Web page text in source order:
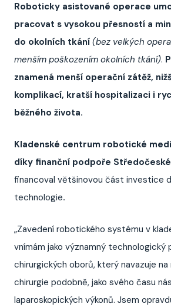
Roboticky asistované operace
pracovat s vysokou přesností a
do okolních tkání (bez velkých
menším poškozením okolních tkání).
znamená menší operační zátěž,
komplikací, kratší hospitalizaci i
běžného života.
Kladenské centrum robotické
díky finanční podpoře
financoval většinovou část investice
technologie.
„Zavedení robotického systému v
vnímám jako významný technologický
chirurgických oborů, který navazuje na
chirurgie podobně, jako svého času
laparoskopických výkonů. Jsem